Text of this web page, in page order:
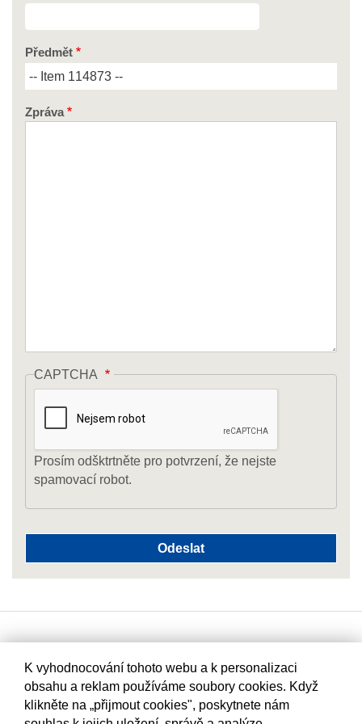
Předmět
Zpráva
CAPTCHA
Prosím odšktrtněte pro potvrzení, že nejste
spamovací robot.
K vyhodnocování tohoto webu a k personalizaci
obsahu a reklam používáme soubory cookies. Když
klikněte na „přijmout cookies", poskytnete nám